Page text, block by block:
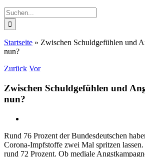
Suche
nach:
Startseite » Zwischen Schuldgefühlen und
nun?
Zurück Vor
Zwischen Schuldgefühlen und
nun?
Rund 76 Prozent der Bundesdeutschen
Corona-Impfstoffe zwei Mal spritzen
rund 72 Prozent. Ob mediale